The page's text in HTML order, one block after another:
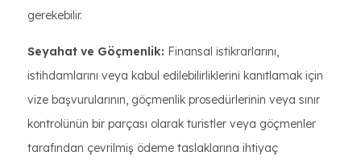
gerekebilir.
Seyahat ve Göçmenlik: Finansal istikrarlarını,
istihdamlarını veya kabul edilebilirliklerini kanıtlamak için
vize başvurularının, göçmenlik prosedürlerinin veya sınır
kontrolünün bir parçası olarak turistler veya göçmenler
tarafından çevrilmiş ödeme taslaklarına ihtiyaç